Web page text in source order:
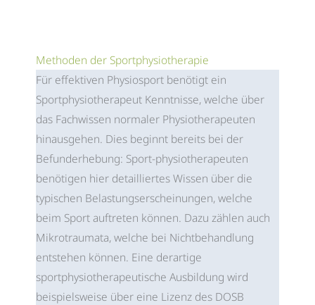
Methoden der Sportphysiotherapie
Für effektiven Physiosport benötigt ein
Sportphysiotherapeut Kenntnisse, welche über
das Fachwissen normaler Physiotherapeuten
hinausgehen. Dies beginnt bereits bei der
Befunderhebung: Sport-physiotherapeuten
benötigen hier detailliertes Wissen über die
typischen Belastungserscheinungen, welche
beim Sport auftreten können. Dazu zählen auch
Mikrotraumata, welche bei Nichtbehandlung
entstehen können. Eine derartige
sportphysiotherapeutische Ausbildung wird
beispielsweise über eine Lizenz des DOSB